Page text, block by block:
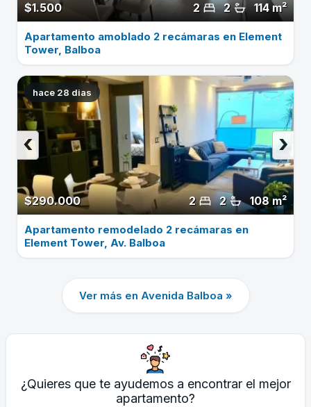
$1.500 114 m²
2
2
Apartamento amoblado 2 recámaras en Element
Tower, Balboa
hace 28 dias
$290.000 108 m²
2
2
›
‹
Apartamento remodelado 2 recámaras en
Element Tower, Av. Balboa
Ver más en Avenida Balboa »
¿Quieres que te ayudemos a encontrar el mejor
apartamento?